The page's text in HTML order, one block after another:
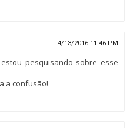
4/13/2016 11:46 PM
pesquisando sobre esse
a confusão!